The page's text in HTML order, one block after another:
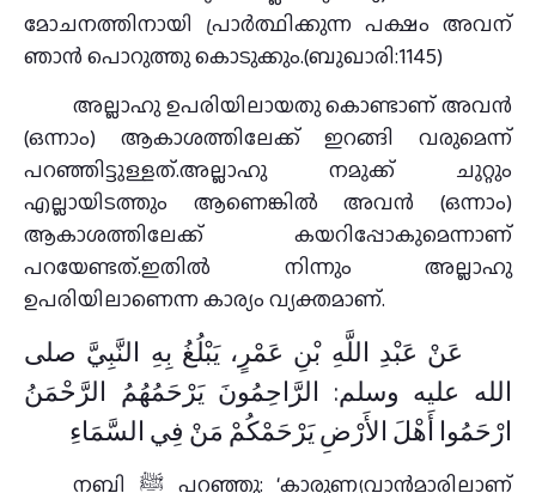
മോചനത്തിനായി പ്രാര്‍ത്ഥിക്കുന്ന പക്ഷം അവന്
ഞാന്‍ പൊറുത്തു കൊടുക്കും.(ബുഖാരി:1145)
അല്ലാഹു ഉപരിയിലായതു കൊണ്ടാണ് അവന്‍
(ഒന്നാം) ആകാശത്തിലേക്ക് ഇറങ്ങി വരുമെന്ന്
പറഞ്ഞിട്ടുള്ളത്.അല്ലാഹു നമുക്ക് ചുറ്റും
എല്ലായിടത്തും ആണെങ്കില്‍ അവന്‍ (ഒന്നാം)
ആകാശത്തിലേക്ക് കയറിപ്പോകുമെന്നാണ്
പറയേണ്ടത്.ഇതില്‍ നിന്നും അല്ലാഹു
ഉപരിയിലാണെന്ന കാര്യം വ്യക്തമാണ്.
عَنْ عَبْدِ اللَّهِ بْنِ عَمْرٍ، يَبْلُغُ بِهِ النَّبِيَّ صلى
الله عليه وسلم: الرَّاحِمُونَ يَرْحَمُهُمُ الرَّحْمَنُ
ارْحَمُوا أَهْلَ الأَرْضِ يَرْحَمْكُمْ مَنْ فِي السَّمَاءِ
നബി ﷺ പറഞ്ഞു: ‘കാരുണ്യവാന്‍മാരിലാണ്